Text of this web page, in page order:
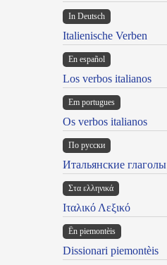
In Deutsch
Italienische Verben
En español
Los verbos italianos
Em portugues
Os verbos italianos
По русски
Итальянские глаголы
Στα ελληνικά
Ιταλικό Λεξικό
Ën piemontèis
Dissionari piemontèis